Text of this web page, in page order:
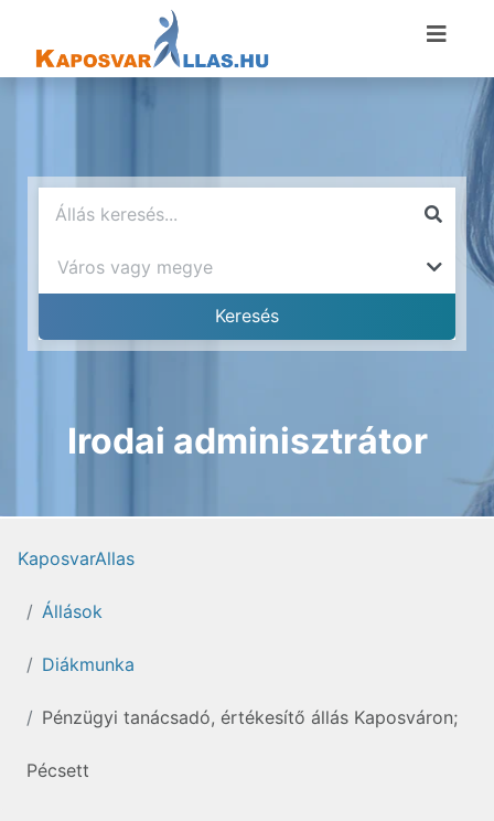
Irodai adminisztrátor
KaposvarAllas
Állások
Diákmunka
Pénzügyi tanácsadó, értékesítő állás Kaposváron;
Pécsett